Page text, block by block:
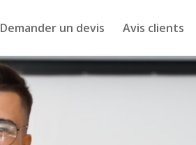
Demander un devis Avis clients